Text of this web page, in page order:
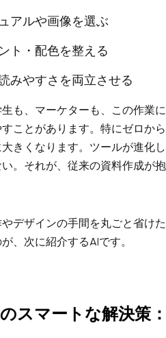
アルや画像を選ぶ
ト・配色を整える
みやすさを両立させる
生も、マーケターも、この作
ことがあります。特にゼロか
きくなります。ツールが進化
。それが、従来の資料作成が
やデザインの手間を丸ごと省
、次に紹介するAIです。
スマートな解決策